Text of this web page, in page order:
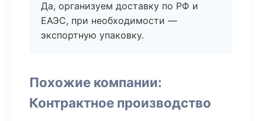
Да, организуем доставку по РФ и
ЕАЭС, при необходимости —
экспортную упаковку.
Похожие компании:
Контрактное производство